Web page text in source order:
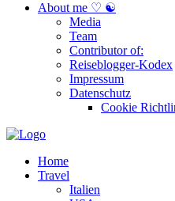
About me ♡ ☯
Media
Team
Contributor of:
Reiseblogger-Kodex
Impressum
Datenschutz
Cookie
Home
Travel
Italien